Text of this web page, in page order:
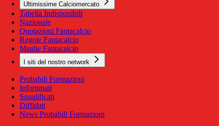
Ultimissime Calciomercato
Tabella Indisponibili
Nazionale
Quotazioni Fantacalcio
Regole Fantacalcio
Maglie Fantacalcio
I siti del nostro network
Probabili Formazioni
Infortunati
Squalificati
Diffidati
News Probabili Formazioni